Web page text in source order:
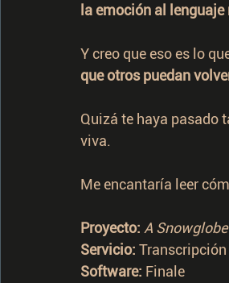
la emoción al lenguaje
Y creo que eso es lo
que otros puedan
Quizá te haya pasado
viva.
Me encantaría leer
Proyecto: A
Servicio:
Software: Finale